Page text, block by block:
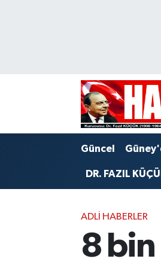
Güncel
DR. FAZIL
ADLI HABERLER
8
Trafik Durumu
Puan Durumu ve Fikstür